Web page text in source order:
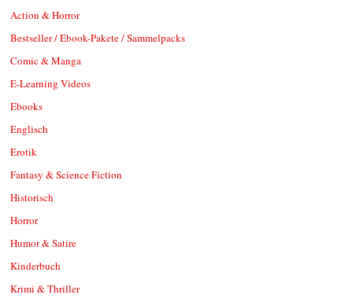
Action & Horror
Bestseller / Ebook-Pakete / Sammelpacks
Comic & Manga
E-Learning Videos
Ebooks
Englisch
Erotik
Fantasy & Science Fiction
Historisch
Horror
Humor & Satire
Kinderbuch
Krimi & Thriller